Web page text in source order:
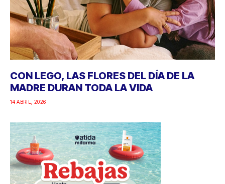
CON LEGO, LAS FLORES DEL DÍA DE LA
MADRE DURAN TODA LA VIDA
14 ABRIL, 2026